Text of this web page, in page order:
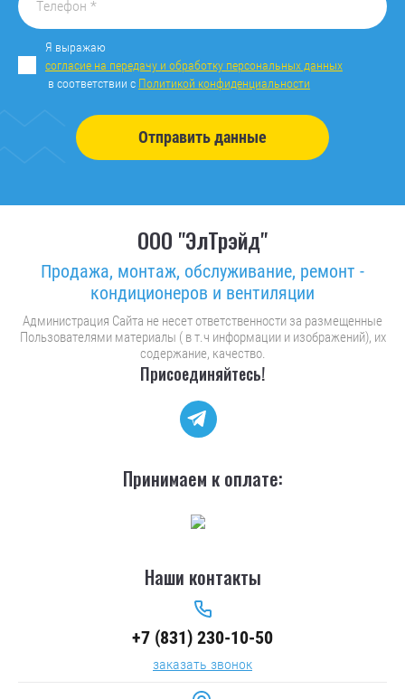
Я выражаю
согласие на передачу и обработку персональных данных
в соответствии с Политикой конфиденциальности
Отправить данные
ООО "ЭлТрэйд"
Продажа, монтаж, обслуживание, ремонт -
кондиционеров и вентиляции
Администрация Сайта не несет ответственности за размещенные
Пользователями материалы ( в т.ч информации и изображений), их
содержание, качество.
Присоединяйтесь!
Принимаем к оплате:
Наши контакты
+7 (831) 230-10-50
заказать звонок